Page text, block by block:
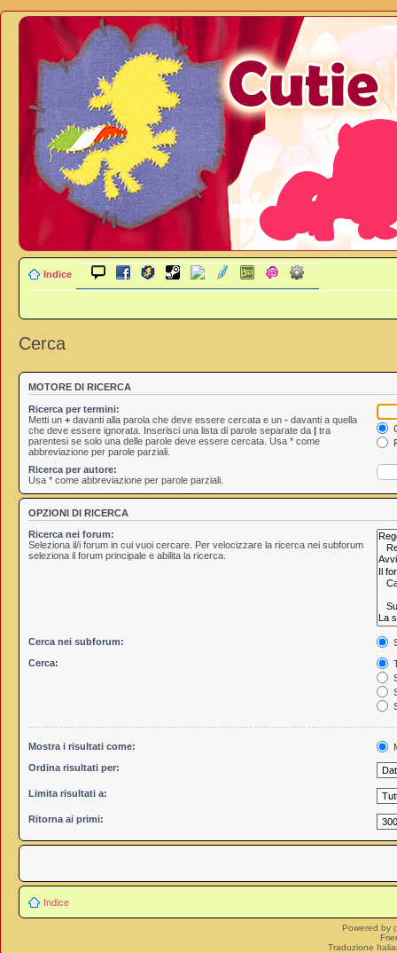
Indice
Cerca
MOTORE DI RICERCA
Ricerca per termini:
Metti un + davanti alla parola che deve essere cercata e un - davanti a quella
che deve essere ignorata. Inserisci una lista di parole separate da | tra
parentesi se solo una delle parole deve essere cercata. Usa * come
abbreviazione per parole parziali.
Ricerca per autore:
Usa * come abbreviazione per parole parziali.
OPZIONI DI RICERCA
Ricerca nei forum:
Seleziona il/i forum in cui vuoi cercare. Per velocizzare la ricerca nei subforum
seleziona il forum principale e abilita la ricerca.
Cerca nei subforum:
Cerca:
Mostra i risultati come:
Ordina risultati per:
Limita risultati a:
Ritorna ai primi:
Indice
Powered by
Traduzione